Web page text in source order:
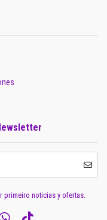
primeiro noticias y ofertas.